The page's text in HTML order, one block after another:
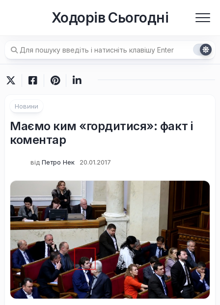
Ходорів Сьогодні
Новини
Маємо ким «гордитися»: факт і
коментар
від Петро Нек 20.01.2017